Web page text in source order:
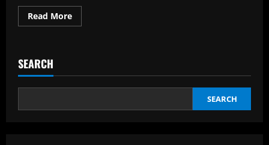
Read MoreRead
more
la
la
confruntări
SEARCH
SEARCH